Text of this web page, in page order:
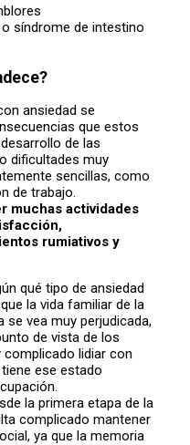
síndrome de intestino
ansiedad se
que estos
de las
dificultades muy
sencillas, como
de trabajo.
muchas actividades
rumiativos y
qué tipo de ansiedad
la vida familiar de la
se vea muy perjudicada,
de vista de los
lidiar con
ese estado
la primera etapa de la
complicado mantener
ya que la memoria